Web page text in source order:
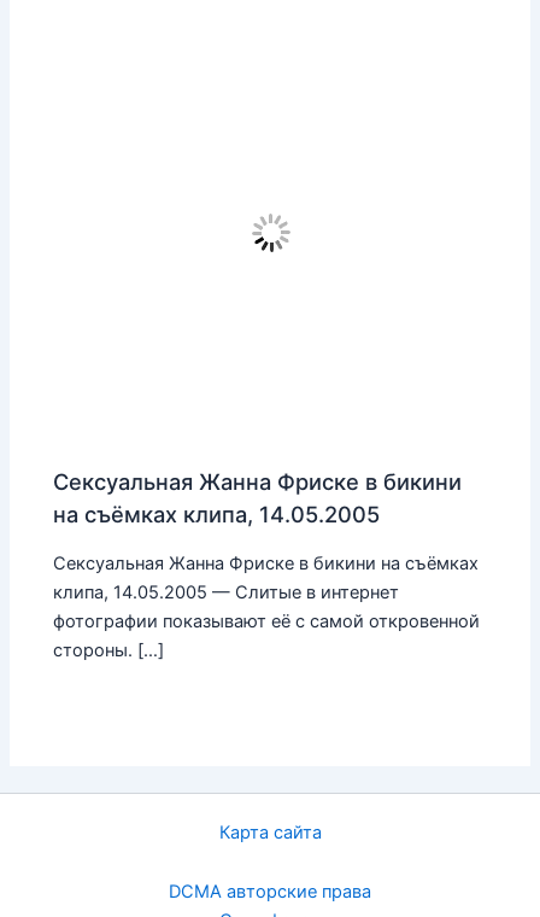
Сексуальная Жанна Фриске в бикини
на съёмках клипа, 14.05.2005
Сексуальная Жанна Фриске в бикини на съёмках
клипа, 14.05.2005 — Слитые в интернет
фотографии показывают её с самой откровенной
стороны. […]
Карта сайта
DCMA авторские права